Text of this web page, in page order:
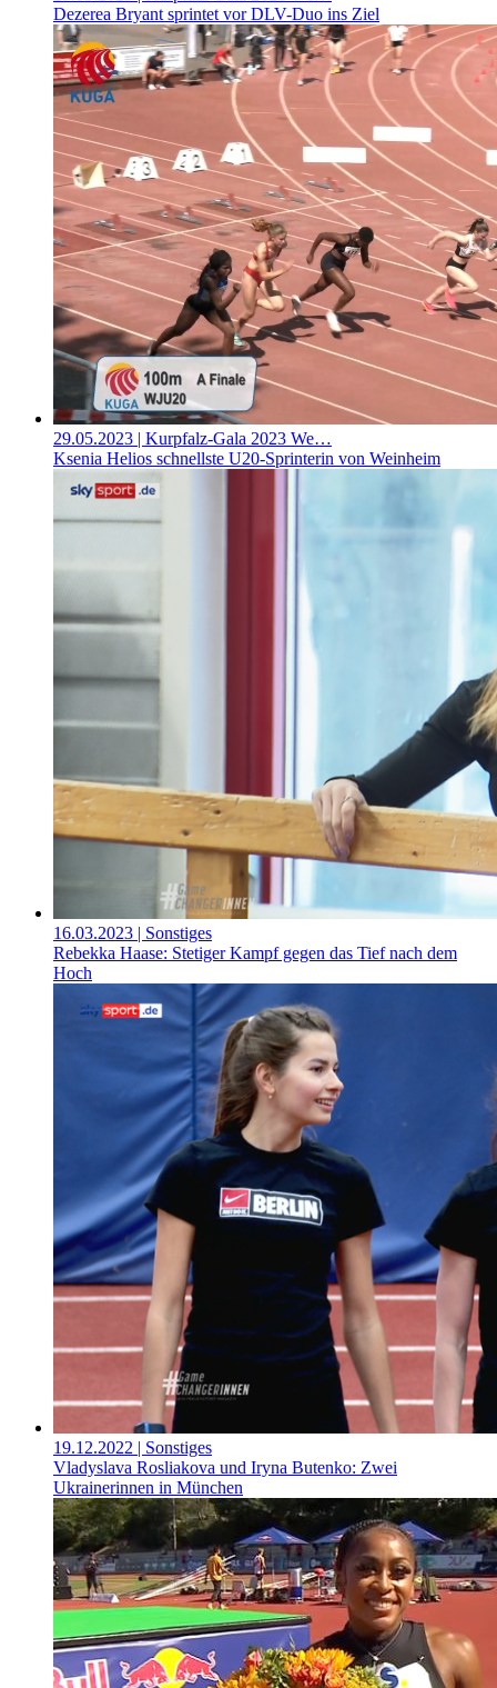
Dezerea Bryant sprintet vor DLV-Duo ins Ziel
29.05.2023 | Kurpfalz-Gala 2023 We…
Ksenia Helios schnellste U20-Sprinterin von Weinheim
16.03.2023 | Sonstiges
Rebekka Haase: Stetiger Kampf gegen das Tief nach dem
Hoch
19.12.2022 | Sonstiges
Vladyslava Rosliakova und Iryna Butenko: Zwei
Ukrainerinnen in München